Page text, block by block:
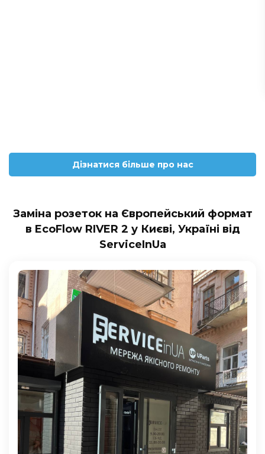
Дізнатися більше про нас
Заміна розеток на Європейський формат
в EcoFlow RIVER 2 у Києві, Україні від
ServiceInUa